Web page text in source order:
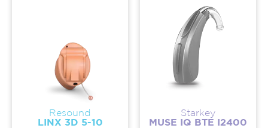
Resound
LINX 3D 5-10
Starkey
MUSE IQ BTE I2400